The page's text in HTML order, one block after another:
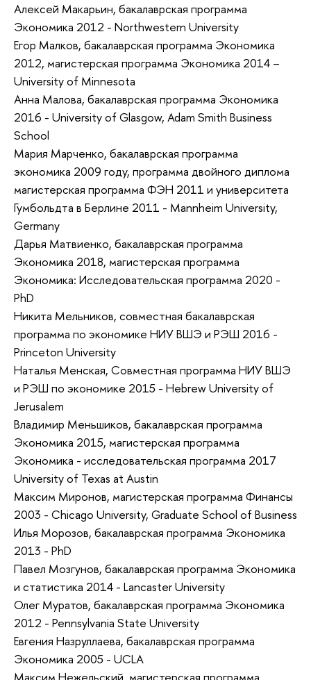
Алексей Макарьин, бакалаврская программа
Экономика 2012 - Northwestern University
Егор Малков, бакалаврская программа Экономика
2012, магистерская программа Экономика 2014 –
University of Minnesota
Анна Малова, бакалаврская программа Экономика
2016 - University of Glasgow, Adam Smith Business
School
Мария Марченко, бакалаврская программа
экономика 2009 году, программа двойного диплома
магистерская программа ФЭН 2011 и университета
Гумбольдта в Берлине 2011 - Mannheim University,
Germany
Дарья Матвиенко, бакалаврская программа
Экономика 2018, магистерская программа
Экономика: Исследовательская программа 2020 -
PhD
Никита Мельников, совместная бакалаврская
программа по экономике НИУ ВШЭ и РЭШ 2016 -
Princeton University
Наталья Менская, Совместная программа НИУ ВШЭ
и РЭШ по экономике 2015 - Hebrew University of
Jerusalem
Владимир Меньшиков, бакалаврская программа
Экономика 2015, магистерская программа
Экономика - исследовательская программа 2017
University of Texas at Austin
Максим Миронов, магистерская программа Финансы
2003 - Chicago University, Graduate School of Business
Илья Морозов, бакалаврская программа Экономика
2013 - PhD
Павел Мозгунов, бакалаврская программа Экономика
и статистика 2014 - Lancaster University
Олег Муратов, бакалаврская программа Экономика
2012 - Pennsylvania State University
Евгения Назруллаева, бакалаврская программа
Экономика 2005 - UCLA
Максим Нежельский, магистерская программа